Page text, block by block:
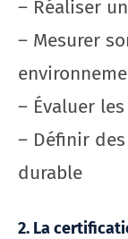
– Réaliser
– Mesurer
– Évaluer
– Définir
durable
2. La